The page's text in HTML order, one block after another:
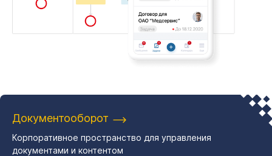
Документооборот
Корпоративное пространство для управления
документами и контентом